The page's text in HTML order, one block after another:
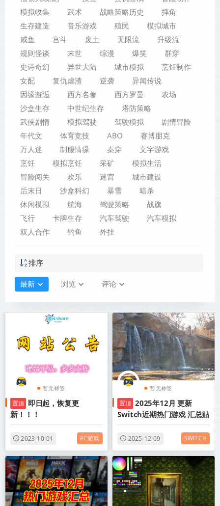
模拟收集
武术 战略策略历史
摔角
生存建造
音乐游戏 殖民
模拟城市
咸鱼
宫斗 废土 无限流
升级流
规则怪谈
末世 综漫 爆笑
群穿
史诗奇幻
异世大陆 城市模拟
烹饪制作
女配
复仇虐渣 逆袭
异闻传说
因缘邂逅
西方名著 西方罗曼
农场
沙盒生存
中世纪生存
塔防策略
武侠剧情
模拟驾驶 驾驶模拟
剧情冒险
年代文
体育竞技 ABO
赛博朋克
万人迷
制服情缘 秦穿
文字游戏
烹饪
模拟烹饪 采矿
模拟生活
冒险闯关
欢乐 迷宫
城市建设
后末日
沙盒科幻 暴雪
暗杀
休闲模拟
航海 驾驶策略
战旗
飞行
卡牌生存 汽车驾驶
汽车模拟
双人合作
钓鱼 外挂
排序
最新 浏览 评论
暂无标签
置顶 即日起，恢复更
新！！！
2023-10-01 PC游戏
暂无标签
置顶 2025年12月 更新
Switch近期热门游戏 汇总贴
2025-12-09 SWITCH